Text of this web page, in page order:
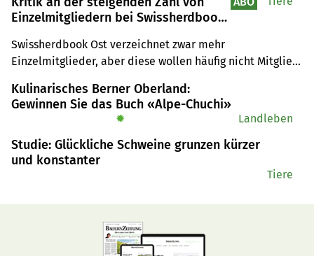
Einzelmitgliedern bei Swissherdbook
Swissherdbook Ost verzeichnet zwar mehr
Einzelmitglieder, aber diese wollen häufig nicht Mitglied
was bei den Delegierten für Unmut sorgte. Mit Selina Hug
wurde eine Frau in den Vorstand gewählt.
Kulinarisches Berner Oberland:
Gewinnen Sie das Buch «Alpe-Chuchi»
✹ Landleben
Studie: Glückliche Schweine grunzen kürzer
und konstanter
Tiere